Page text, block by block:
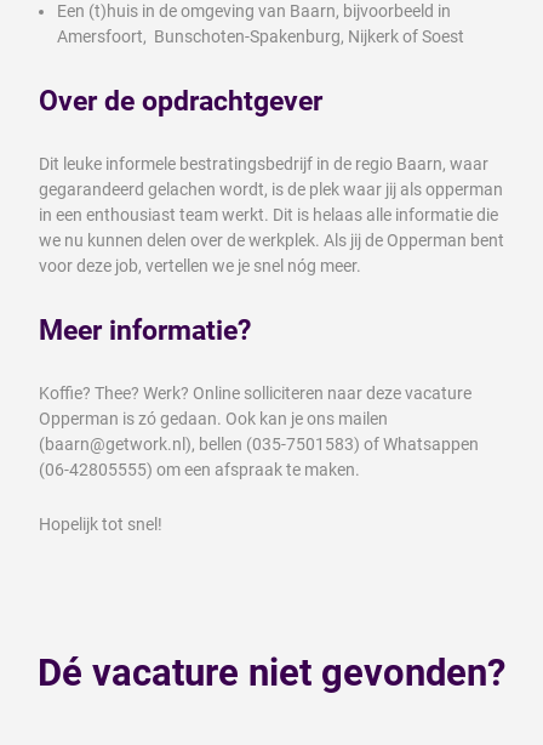
Een (t)huis in de omgeving van Baarn, bijvoorbeeld in
Amersfoort, Bunschoten-Spakenburg, Nijkerk of Soest
Over de opdrachtgever
Dit leuke informele bestratingsbedrijf in de regio Baarn, waar
gegarandeerd gelachen wordt, is de plek waar jij als opperman
in een enthousiast team werkt. Dit is helaas alle informatie die
we nu kunnen delen over de werkplek. Als jij de Opperman bent
voor deze job, vertellen we je snel nóg meer.
Meer informatie?
Koffie? Thee? Werk? Online solliciteren naar deze vacature
Opperman is zó gedaan. Ook kan je ons mailen
(baarn@getwork.nl), bellen (035-7501583) of Whatsappen
(06-42805555) om een afspraak te maken.
Hopelijk tot snel!
Dé vacature niet gevonden?